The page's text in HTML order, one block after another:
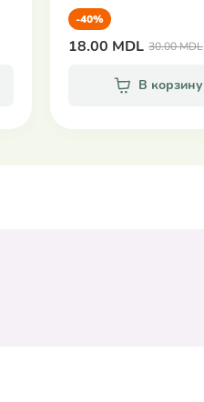
-40%
18.00 MDL 30.00 MDL
В корзину